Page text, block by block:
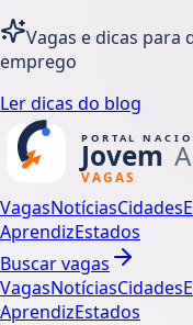
Vagas e dicas
emprego
Ler dicas do blog
VagasNotíciasCidades
AprendizEstados
Buscar vagas
VagasNotíciasCidades
AprendizEstados